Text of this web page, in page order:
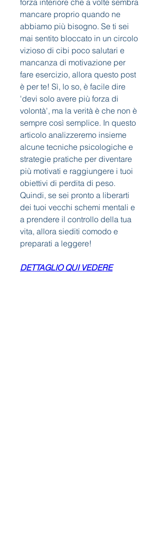
forza interiore che a volte sembra
mancare proprio quando ne
abbiamo più bisogno. Se ti sei
mai sentito bloccato in un circolo
vizioso di cibi poco salutari e
mancanza di motivazione per
fare esercizio, allora questo post
è per te! Sì, lo so, è facile dire
'devi solo avere più forza di
volontà', ma la verità è che non è
sempre così semplice. In questo
articolo analizzeremo insieme
alcune tecniche psicologiche e
strategie pratiche per diventare
più motivati e raggiungere i tuoi
obiettivi di perdita di peso.
Quindi, se sei pronto a liberarti
dei tuoi vecchi schemi mentali e
a prendere il controllo della tua
vita, allora siediti comodo e
preparati a leggere!
DETTAGLIO QUI VEDERE